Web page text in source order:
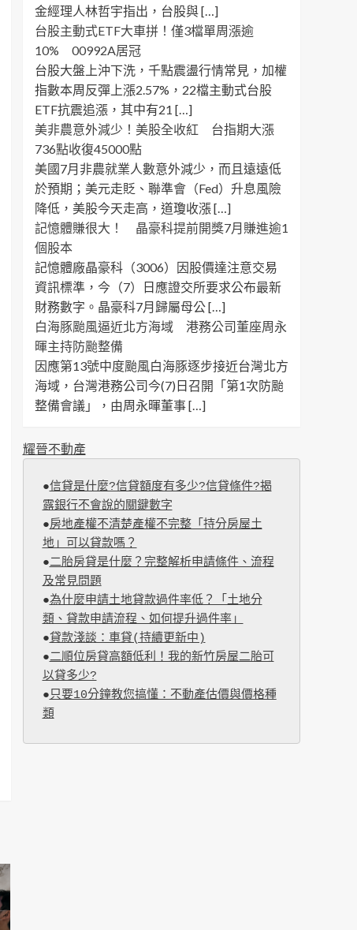
金經理人林哲宇指出，台股與 […]
台股主動式ETF大車拼！僅3檔單周漲逾
10% 00992A居冠
台股大盤上沖下洗，千點震盪行情常見，加權
指數本周反彈上漲2.57%，22檔主動式台股
ETF抗震追漲，其中有21 […]
美非農意外減少！美股全收紅 台指期大漲
736點收復45000點
美國7月非農就業人數意外減少，而且遠遠低
於預期；美元走貶、聯準會（Fed）升息風險
降低，美股今天走高，道瓊收漲 […]
記憶體賺很大！ 晶豪科提前開獎7月賺進逾1
個股本
記憶體廠晶豪科（3006）因股價達注意交易
資訊標準，今（7）日應證交所要求公布最新
財務數字。晶豪科7月歸屬母公 […]
白海豚颱風逼近北方海域 港務公司董座周永
暉主持防颱整備
因應第13號中度颱風白海豚逐步接近台灣北方
海域，台灣港務公司今(7)日召開「第1次防颱
整備會議」，由周永暉董事 […]
耀晉不動產
●信貸是什麼?信貸額度有多少?信貸條件?揭
露銀行不會說的關鍵數字
●房地產權不清楚產權不完整「持分房屋土
地」可以貸款嗎？
●二胎房貸是什麼？完整解析申請條件、流程
及常見問題
●為什麼申請土地貸款過件率低？「土地分
類、貸款申請流程、如何提升過件率」
●貸款淺談：車貸(持續更新中)
●二順位房貸高額低利！我的新竹房屋二胎可
以貸多少?
●只要10分鐘教您搞懂：不動產估價與價格種
類